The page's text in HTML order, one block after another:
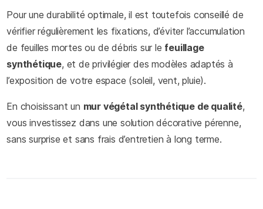
Pour une durabilité optimale, il est toutefois conseillé de
vérifier régulièrement les fixations, d’éviter l’accumulation
de feuilles mortes ou de débris sur le feuillage
synthétique, et de privilégier des modèles adaptés à
l’exposition de votre espace (soleil, vent, pluie).
En choisissant un mur végétal synthétique de qualité,
vous investissez dans une solution décorative pérenne,
sans surprise et sans frais d’entretien à long terme.